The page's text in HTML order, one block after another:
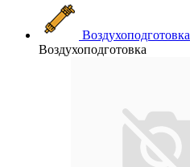
Воздухоподготовка
Воздухоподготовка